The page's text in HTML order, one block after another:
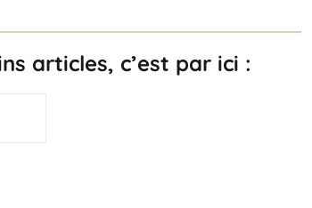
articles, c’est par ici :